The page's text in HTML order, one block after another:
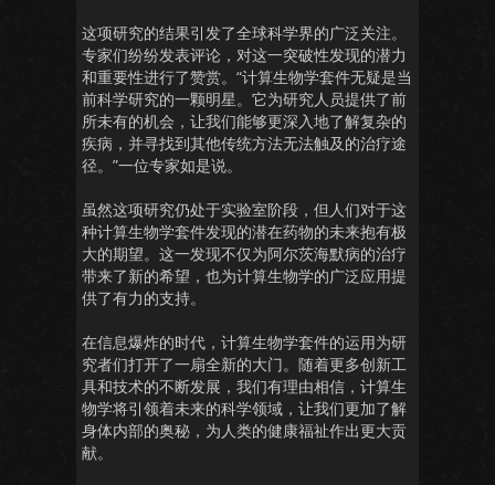
这项研究的结果引发了全球科学界的广泛关注。
专家们纷纷发表评论，对这一突破性发现的潜力
和重要性进行了赞赏。“计算生物学套件无疑是当
前科学研究的一颗明星。它为研究人员提供了前
所未有的机会，让我们能够更深入地了解复杂的
疾病，并寻找到其他传统方法无法触及的治疗途
径。”一位专家如是说。
虽然这项研究仍处于实验室阶段，但人们对于这
种计算生物学套件发现的潜在药物的未来抱有极
大的期望。这一发现不仅为阿尔茨海默病的治疗
带来了新的希望，也为计算生物学的广泛应用提
供了有力的支持。
在信息爆炸的时代，计算生物学套件的运用为研
究者们打开了一扇全新的大门。随着更多创新工
具和技术的不断发展，我们有理由相信，计算生
物学将引领着未来的科学领域，让我们更加了解
身体内部的奥秘，为人类的健康福祉作出更大贡
献。